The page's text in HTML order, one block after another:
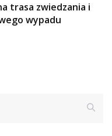
trasa zwiedzania i
wypadu